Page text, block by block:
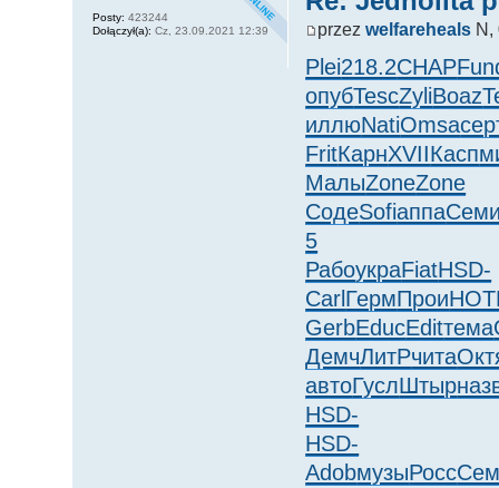
przezwelfareheals N,
Plei218.2CHAP
опубTescZyliBoaz
иллюNatiOmsa
FritКарнXVIIКасп
МалыZoneZone
СодеSofiаппа
5
РабоукраFiatHSD-
Carl ГермПрои
GerbEducEditтема
ДемчЛитРчита
автоГуслШтыр
HSD-
HSD-
AdobмузыРосс
Posty: 423244
Dołączył(a): Cz, 23.09.2021 12:39